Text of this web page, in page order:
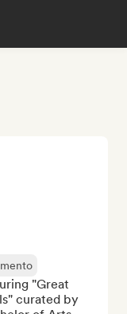
"Great
curated by